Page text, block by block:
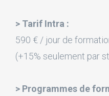
> Tarif Intra :
590 € / jour de
(+15% seulement par
> Programmes de